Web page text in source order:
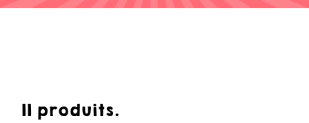
11 produits.